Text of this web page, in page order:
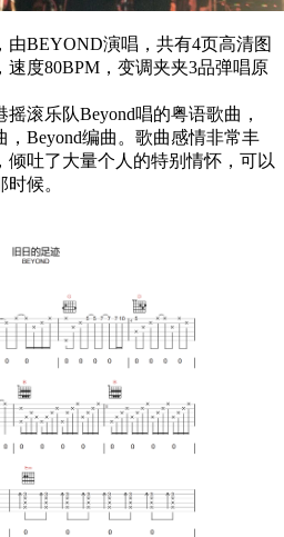
由BEYOND演唱，共有4页高清图
速度80BPM，变调夹夹3品弹唱原
摇滚乐队Beyond唱的粤语歌曲，
Beyond编曲。歌曲感情非常丰
吐了大量个人的特别情怀，可以
候。